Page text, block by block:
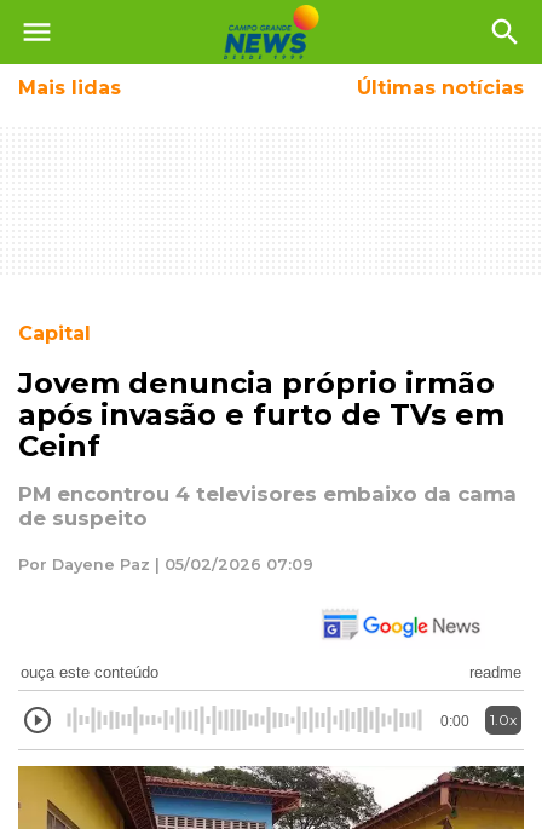
menu search
Mais lidas Últimas notícias
Capital
Jovem denuncia próprio irmão
após invasão e furto de TVs em
Ceinf
PM encontrou 4 televisores embaixo da cama
de suspeito
Por Dayene Paz | 05/02/2026 07:09
ouça este conteúdo readme
0:00 1.0x